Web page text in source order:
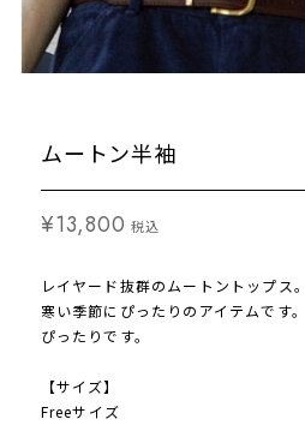
ムートン半袖
¥13,800 税込
レイヤード抜群のムートントップス。
寒い季節にぴったりのアイテムです
ぴったりです。
【サイズ】
Freeサイズ